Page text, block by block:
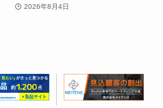
2026年8月4日